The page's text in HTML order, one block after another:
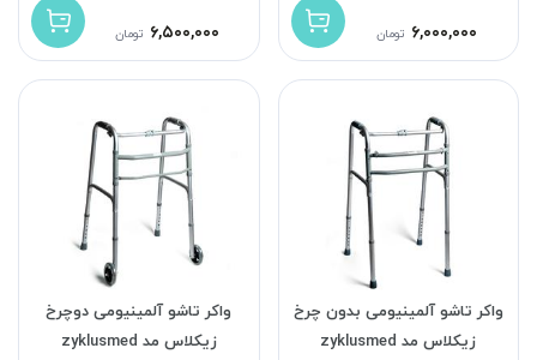
۶,۰۰۰,۰۰۰ تومان ۶,۵۰۰,۰۰۰ تومان
واکر تاشو آلمینیومی بدون چرخ
زیکلاس مد zyklusmed
واکر تاشو آلمینیومی دوچرخ
زیکلاس مد zyklusmed